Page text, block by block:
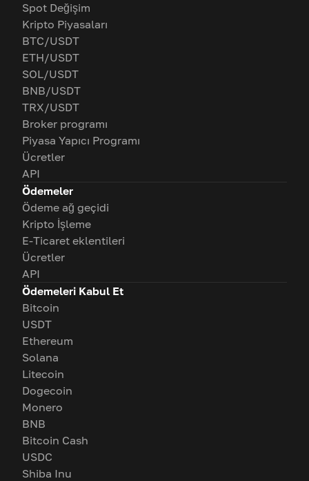
Spot Değişim
Kripto Piyasaları
BTC/USDT
ETH/USDT
SOL/USDT
BNB/USDT
TRX/USDT
Broker programı
Piyasa Yapıcı Programı
Ücretler
API
Ödemeler
Ödeme ağ geçidi
Kripto İşleme
E-Ticaret eklentileri
Ücretler
API
Ödemeleri Kabul Et
Bitcoin
USDT
Ethereum
Solana
Litecoin
Dogecoin
Monero
BNB
Bitcoin Cash
USDC
Shiba Inu